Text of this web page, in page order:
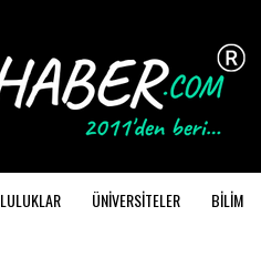
ÜNİVERSİTELER BİLİM